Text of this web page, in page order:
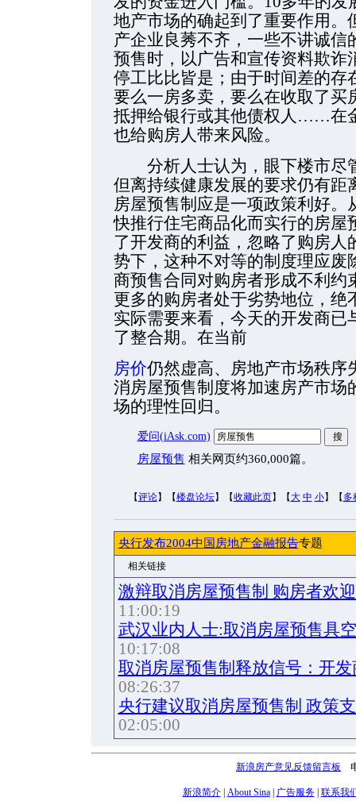
地产市场的确起到了重要作用。
产企业良莠不齐，一些不讲诚信
预售时，以广告和宣传资料欺诈
停工比比皆是；由于时间差的存
要么一房多卖，要么在收取了买
抵押给银行或其他债权人……在
也给购房人带来风险。
分析人士认为，眼下楼市尽
但离持续健康发展的要求仍有距
房屋预售制应是一项政策利好。
快推行住宅商品化而实行的房屋
了开发商的利益，忽略了购房人
势下，这种不对等的制度理应废
商预售合同对购房者形成不利约
更多的购房者处于劣势地位，绝
实际需要来看，今天的开发商已
了整合期。在当前
房价仍然虚高、房地产市场秩序
消房屋预售制度将加速房产市场
场的理性回归。
爱问(iAsk.com)
房屋预售 相关网页约360,000篇。
【评论】【楼盘论坛】【收藏此页】【大 中 小】【 多
央行发布2004中国房地产金融报告专题
相关链接
激辩取消房屋预售制 购房者欢
11:00:19
武汉业内人士:取消房屋预售具
10:17:08
取消房屋预售制释放信号：开
08:26:37
央行建议取消房屋预售制 政策
02:05:00
新浪房产意见反馈留言板
新浪简介| About Sina| 广告服务| 联系我